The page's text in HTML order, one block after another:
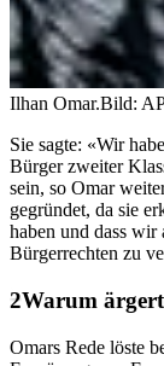
Ilhan Omar.Bild:
Sie sagte: «Wir
Bürger zweiter
sein, so Omar
gegründet, da sie
haben und dass wir
Bürgerrechten zu
Warum
Omars Rede löste